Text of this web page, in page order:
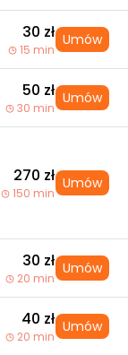
30 zł
15 min
Umów
50 zł
30 min
Umów
270 zł
150 min
Umów
30 zł
20 min
Umów
40 zł
20 min
Umów